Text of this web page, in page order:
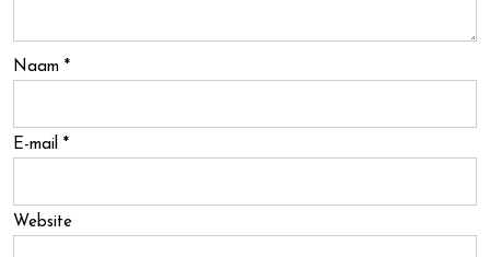
Naam *
E-mail *
Website